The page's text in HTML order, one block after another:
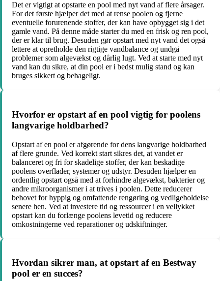
Det er vigtigt at opstarte en pool med nyt vand af flere årsager.
For det første hjælper det med at rense poolen og fjerne
eventuelle forurenende stoffer, der kan have opbygget sig i det
gamle vand. På denne måde starter du med en frisk og ren pool,
der er klar til brug. Desuden gør opstart med nyt vand det også
lettere at opretholde den rigtige vandbalance og undgå
problemer som algevækst og dårlig lugt. Ved at starte med nyt
vand kan du sikre, at din pool er i bedst mulig stand og kan
bruges sikkert og behageligt.
Hvorfor er opstart af en pool vigtig for poolens
langvarige holdbarhed?
Opstart af en pool er afgørende for dens langvarige holdbarhed
af flere grunde. Ved korrekt start sikres det, at vandet er
balanceret og fri for skadelige stoffer, der kan beskadige
poolens overflader, systemer og udstyr. Desuden hjælper en
ordentlig opstart også med at forhindre algevækst, bakterier og
andre mikroorganismer i at trives i poolen. Dette reducerer
behovet for hyppig og omfattende rengøring og vedligeholdelse
senere hen. Ved at investere tid og ressourcer i en vellykket
opstart kan du forlænge poolens levetid og reducere
omkostningerne ved reparationer og udskiftninger.
Hvordan sikrer man, at opstart af en Bestway
pool er en succes?